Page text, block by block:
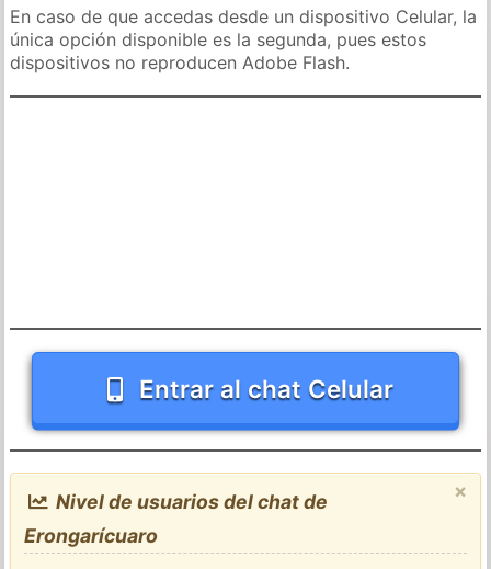
En caso de que accedas desde un dispositivo Celular, la
única opción disponible es la segunda, pues estos
dispositivos no reproducen Adobe Flash.
Entrar al chat Celular
×
Nivel de usuarios del chat de
Erongarícuaro